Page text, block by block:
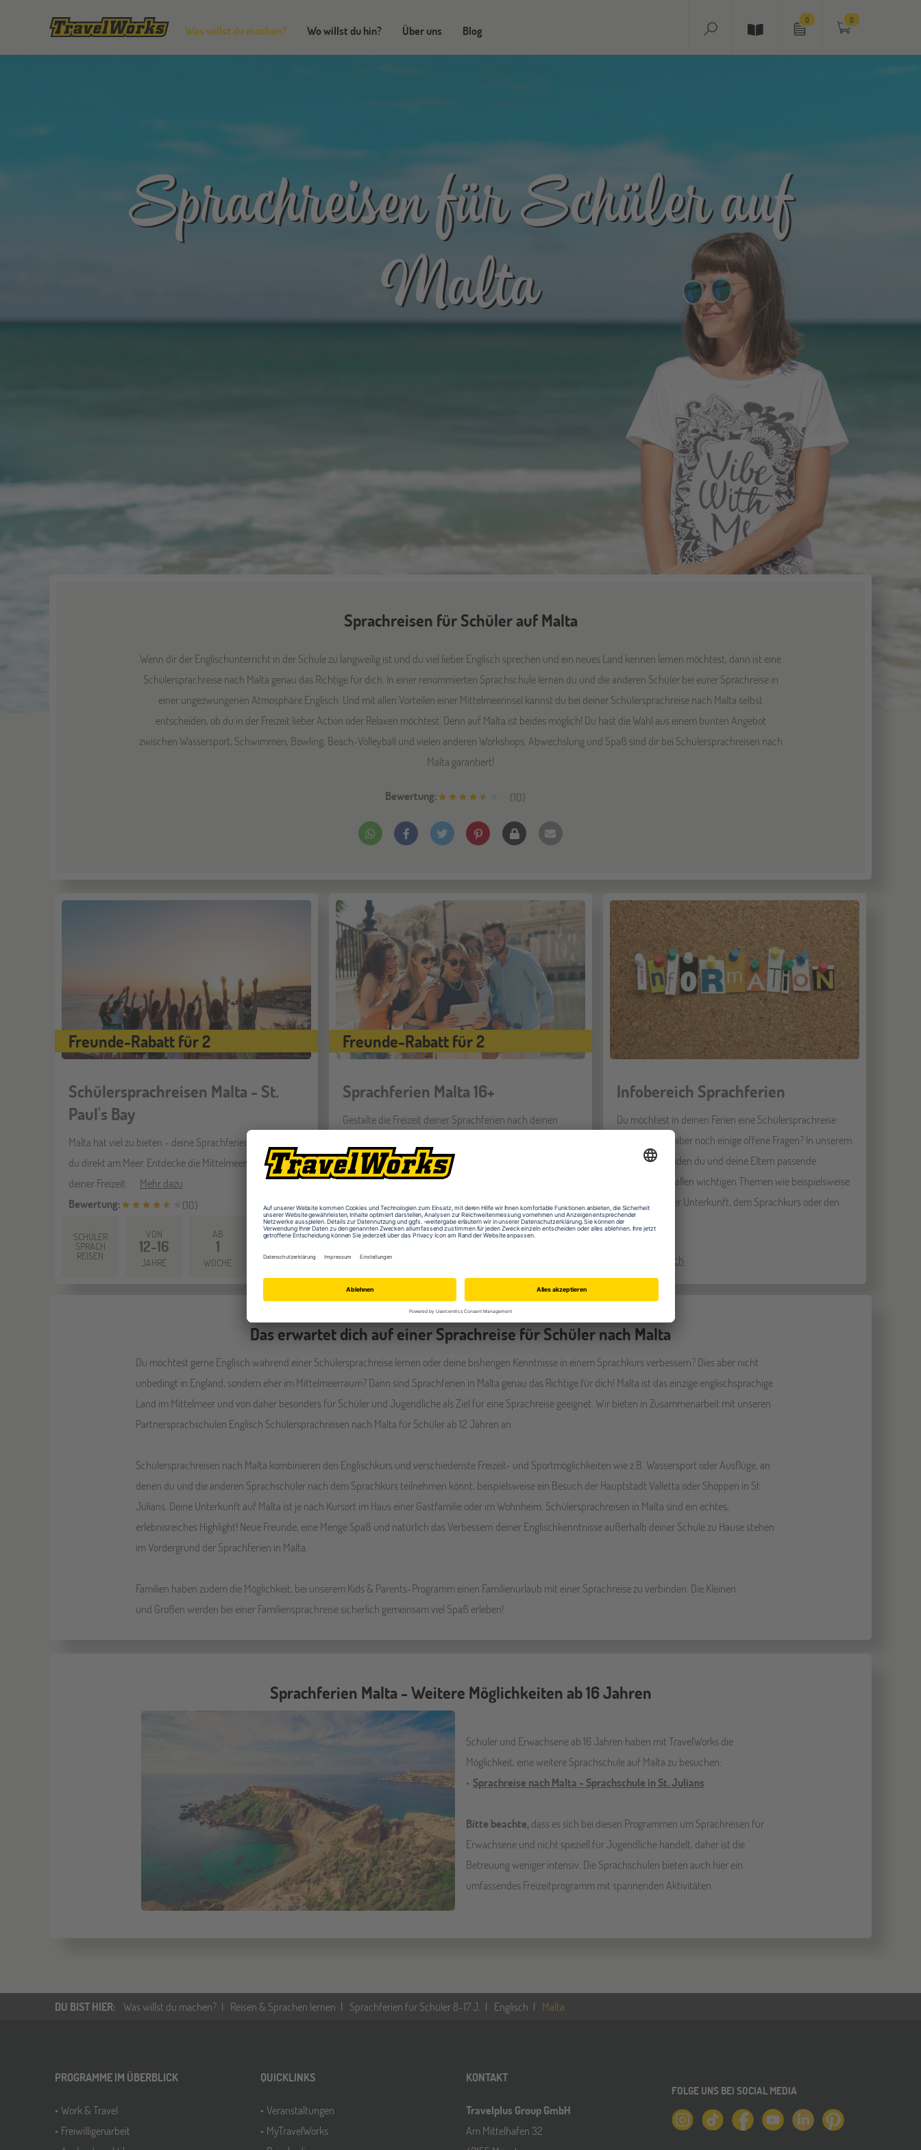
Was willst du machen? Wo willst du hin? Über uns Blog
0 0
Sprachreisen für Schüler auf
Malta
Sprachreisen für Schüler auf Malta
Wenn dir der Englischunterricht in der Schule zu langweilig ist und du viel lieber Englisch sprechen und ein neues Land kennen lernen möchtest, dann ist eine
Schülersprachreise nach Malta genau das Richtige für dich. In einer renommierten Sprachschule lernen du und die anderen Schüler bei eurer Sprachreise in
einer ungezwungenen Atmosphäre Englisch. Und mit allen Vorteilen einer Mittelmeerinsel kannst du bei deiner Schülersprachreise nach Malta selbst
entscheiden, ob du in der Freizeit lieber Action oder Relaxen möchtest. Denn auf Malta ist beides möglich! Du hast die Wahl aus einem bunten Angebot
zwischen Wassersport, Schwimmen, Bowling, Beach-Volleyball und vielen anderen Workshops. Abwechslung und Spaß sind dir bei Schülersprachreisen nach
Malta garantiert!
Bewertung: (10)
Freunde-Rabatt für 2
Schülersprachreisen Malta - St.
Paul's Bay
Malta hat viel zu bieten - deine Sprachferien verbringst
du direkt am Meer. Entdecke die Mittelmeer-Insel in
deiner Freizeit.
Mehr dazu
Bewertung:
(10)
SCHÜLER
SPRACH
REISEN
VON
12-16
JAHRE
AB
1
WOCHE
AB
EUR
Freunde-Rabatt für 2
Sprachferien Malta 16+
Gestalte die Freizeit deiner Sprachferien nach deinen
Teilnehmer ab 16 Jahren.
SCHÜLER
REISEN
VON AB AB
Infobereich Sprachferien
Du möchtest in deinen Ferien eine Schülersprachreise
machen, hast aber noch einige offene Fragen? In unserem
Infobereich finden du und deine Eltern passende
Antworten zu allen wichtigen Themen wie beispielsweise
der Anreise, der Unterkunft, dem Sprachkurs oder den
Aktivitäten...
Zum Infobereich
Das erwartet dich auf einer Sprachreise für Schüler nach Malta
Du möchtest gerne Englisch während einer Schülersprachreise lernen oder deine bisherigen Kenntnisse in einem Sprachkurs verbessern? Dies aber nicht
unbedingt in England, sondern eher im Mittelmeerraum? Dann sind Sprachferien in Malta genau das Richtige für dich! Malta ist das einzige englischsprachige
Land im Mittelmeer und von daher besonders für Schüler und Jugendliche als Ziel für eine Sprachreise geeignet. Wir bieten in Zusammenarbeit mit unseren
Partnersprachschulen Englisch Schülersprachreisen nach Malta für Schüler ab 12 Jahren an.
Schülersprachreisen nach Malta kombinieren den Englischkurs und verschiedenste Freizeit- und Sportmöglichkeiten wie z.B. Wassersport oder Ausflüge, an
denen du und die anderen Sprachschüler nach dem Sprachkurs teilnehmen könnt, beispielsweise ein Besuch der Hauptstadt Valletta oder Shoppen in St.
Julians. Deine Unterkunft auf Malta ist je nach Kursort im Haus einer Gastfamilie oder im Wohnheim. Schülersprachreisen in Malta sind ein echtes,
erlebnisreiches Highlight! Neue Freunde, eine Menge Spaß und natürlich das Verbessern deiner Englischkenntnisse außerhalb deiner Schule zu Hause stehen
im Vordergrund der Sprachferien in Malta.
Familien haben zudem die Möglichkeit, bei unserem Kids & Parents-Programm einen Familienurlaub mit einer Sprachreise zu verbinden. Die Kleinen
und Großen werden bei einer Familiensprachreise sicherlich gemeinsam viel Spaß erleben!
Sprachferien Malta - Weitere Möglichkeiten ab 16 Jahren
Schüler und Erwachsene ab 16 Jahren haben mit TravelWorks die
Möglichkeit, eine weitere Sprachschule auf Malta zu besuchen:
Sprachreise nach Malta - Sprachschule in St. Julians
Bitte beachte, dass es sich bei diesen Programmen um Sprachreisen für
Erwachsene und nicht speziell für Jugendliche handelt, daher ist die
Betreuung weniger intensiv. Die Sprachschulen bieten auch hier ein
umfassendes Freizeitprogramm mit spannenden Aktivitäten.
DU BIST HIER: Was willst du machen? Reisen & Sprachen lernen Sprachferien für Schüler 8-17 J. Englisch Malta
PROGRAMME IM ÜBERBLICK
Work & Travel
Freiwilligenarbeit
QUICKLINKS
Veranstaltungen
MyTravelWorks
KONTAKT
Travelplus Group GmbH
Am Mittelhafen 32
FOLGE UNS BEI SOCIAL MEDIA